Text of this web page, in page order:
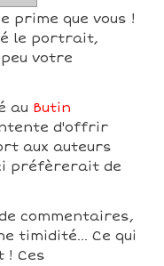
prime que vous !
le portrait,
votre
au Butin
d'offrir
aux auteurs
préfèrerait de
commentaires,
timidité... Ce qui
! Ces